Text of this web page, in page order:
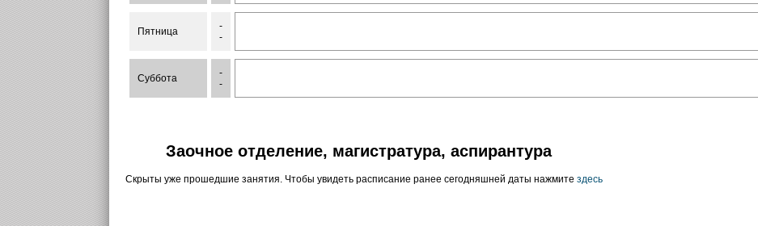
Пятница
-
-
Суббота
-
-
Заочное отделение, магистратура, аспирантура
Скрыты уже прошедшие занятия. Чтобы увидеть расписание ранее сегодняшней даты нажмите здесь